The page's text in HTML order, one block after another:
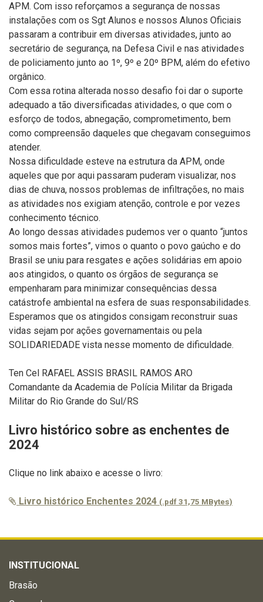
APM. Com isso reforçamos a segurança de nossas
instalações com os Sgt Alunos e nossos Alunos Oficiais
passaram a contribuir em diversas atividades, junto ao
secretário de segurança, na Defesa Civil e nas atividades
de policiamento junto ao 1º, 9º e 20º BPM, além do efetivo
orgânico.
Com essa rotina alterada nosso desafio foi dar o suporte
adequado a tão diversificadas atividades, o que com o
esforço de todos, abnegação, comprometimento, bem
como compreensão daqueles que chegavam conseguimos
atender.
Nossa dificuldade esteve na estrutura da APM, onde
aqueles que por aqui passaram puderam visualizar, nos
dias de chuva, nossos problemas de infiltrações, no mais
as atividades nos exigiam atenção, controle e por vezes
conhecimento técnico.
Ao longo dessas atividades pudemos ver o quanto “juntos
somos mais fortes”, vimos o quanto o povo gaúcho e do
Brasil se uniu para resgates e ações solidárias em apoio
aos atingidos, o quanto os órgãos de segurança se
empenharam para minimizar consequências dessa
catástrofe ambiental na esfera de suas responsabilidades.
Esperamos que os atingidos consigam reconstruir suas
vidas sejam por ações governamentais ou pela
SOLIDARIEDADE vista nesse momento de dificuldade.
Ten Cel RAFAEL ASSIS BRASIL RAMOS ARO
Comandante da Academia de Polícia Militar da Brigada
Militar do Rio Grande do Sul/RS
Livro histórico sobre as enchentes de
2024
Clique no link abaixo e acesse o livro:
Livro histórico Enchentes 2024 (.pdf 31,75 MBytes)
INSTITUCIONAL
Brasão